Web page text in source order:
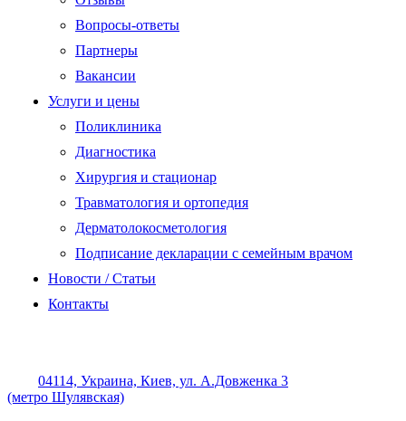
Вопросы-ответы
Партнеры
Вакансии
Услуги и цены
Поликлиника
Диагностика
Хирургия и стационар
Травматология и ортопедия
Дерматолокосметология
Подписание декларации с семейным врачом
Новости / Статьи
Контакты
04114, Украина, Киев, ул. А.Довженка 3
(метро Шулявская)